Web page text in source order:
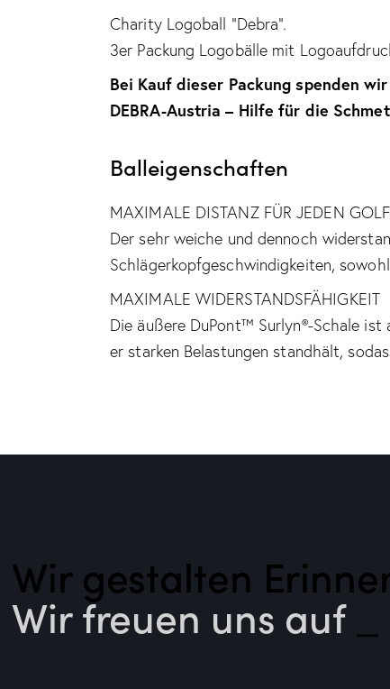
Charity Logoball “Debra”.
3er Packung Logobälle mit
Bei Kauf dieser Packung spenden
DEBRA-Austria – Hilfe für die
Balleigenschaften
MAXIMALE DISTANZ FÜR JEDEN
Der sehr weiche und dennoch
Schlägerkopfgeschwindigkeiten,
MAXIMALE WIDERSTANDSFÄHIGKEIT
Die äußere DuPont™ Surlyn®-Schale
er starken Belastungen standhält,
Wir gestalten
Wir freuen uns auf